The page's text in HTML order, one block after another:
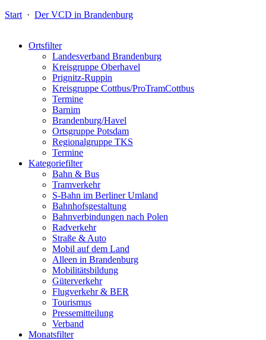
Start · Der VCD in Brandenburg
Ortsfilter
Landesverband Brandenburg
Kreisgruppe Oberhavel
Prignitz-Ruppin
Kreisgruppe Cottbus/ProTramCottbus
Termine
Barnim
Brandenburg/Havel
Ortsgruppe Potsdam
Regionalgruppe TKS
Termine
Kategoriefilter
Bahn & Bus
Tramverkehr
S-Bahn im Berliner Umland
Bahnhofsgestaltung
Bahnverbindungen nach Polen
Radverkehr
Straße & Auto
Mobil auf dem Land
Alleen in Brandenburg
Mobilitätsbildung
Güterverkehr
Flugverkehr & BER
Tourismus
Pressemitteilung
Verband
Monatsfilter